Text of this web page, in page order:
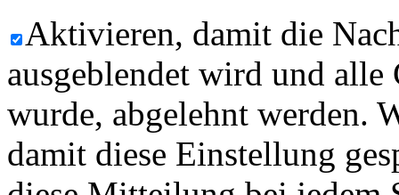
Aktivieren, damit die
ausgeblendet wird und
wurde, abgelehnt werden.
damit diese Einstellung